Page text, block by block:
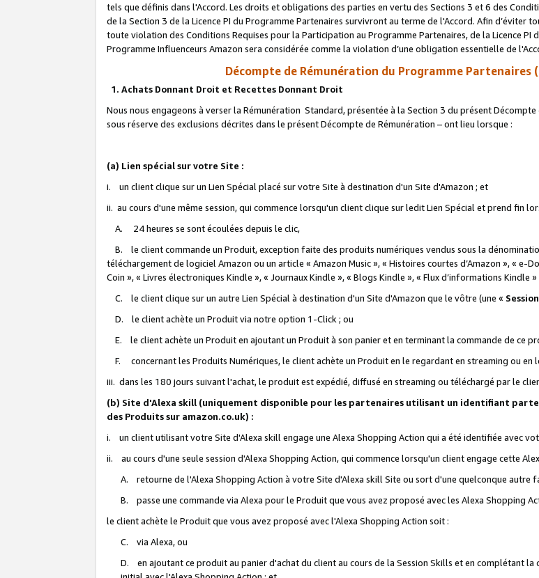
tels que définis dans l'Accord. Les droits et obligations des parties en vertu des Sections 3 et 6 des
de la Section 3 de la Licence PI du Programme Partenaires survivront au terme de l'Accord. Afin d’éviter
toute violation des Conditions Requises pour la Participation au Programme Partenaires, de la Licence
Programme Influenceurs Amazon sera considérée comme la violation d’une obligation essentielle de
Décompte de Rémunération du Programme Partenaires
1. Achats Donnant Droit et Recettes Donnant Droit
Nous nous engageons à verser la Rémunération Standard, présentée à la Section 3 du présent
sous réserve des exclusions décrites dans le présent Décompte de Rémunération – ont lieu lorsque :
(a) Lien spécial sur votre Site :
i. un client clique sur un Lien Spécial placé sur votre Site à destination d'un Site d'Amazon ; et
ii. au cours d'une même session, qui commence lorsqu'un client clique sur ledit Lien Spécial et prend fin
A. 24 heures se sont écoulées depuis le clic,
B. le client commande un Produit, exception faite des produits numériques vendus sous la
téléchargement de logiciel Amazon ou un article « Amazon Music », « Histoires courtes d’Amazon », « e-
Coin », « Livres électroniques Kindle », « Journaux Kindle », « Blogs Kindle », « Flux d’informations
C. le client clique sur un autre Lien Spécial à destination d'un Site d'Amazon que le vôtre (une « Session
D. le client achète un Produit via notre option 1-Click ; ou
E. le client achète un Produit en ajoutant un Produit à son panier et en terminant la commande de ce
F. concernant les Produits Numériques, le client achète un Produit en le regardant en streaming ou en
iii. dans les 180 jours suivant l'achat, le produit est expédié, diffusé en streaming ou téléchargé par le
(b) Site d'Alexa skill (uniquement disponible pour les partenaires utilisant un identifiant
des Produits sur amazon.co.uk) :
i. un client utilisant votre Site d'Alexa skill engage une Alexa Shopping Action qui a été identifiée avec
ii. au cours d'une seule session d'Alexa Shopping Action, qui commence lorsqu'un client engage cette
A. retourne de l'Alexa Shopping Action à votre Site d'Alexa skill Site ou sort d'une quelconque autre
B. passe une commande via Alexa pour le Produit que vous avez proposé avec les Alexa Shopping
le client achète le Produit que vous avez proposé avec l'Alexa Shopping Action soit :
C. via Alexa, ou
D. en ajoutant ce produit au panier d'achat du client au cours de la Session Skills et en complétant